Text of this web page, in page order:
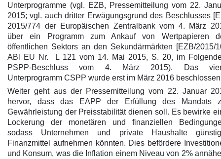
Unterprogramme (vgl. EZB, Pressemitteilung vom 22.
2015; vgl. auch dritter Erwägungsgrund des Beschlusses
2015/774 der Europäischen Zentralbank vom 4. März
über ein Programm zum Ankauf von Wertpapieren
öffentlichen Sektors an den Sekundärmärkten [EZB/2015/
ABl EU Nr. L 121 vom 14. Mai 2015, S. 20, im
PSPP-Beschluss vom 4. März 2015). Das
Unterprogramm CSPP wurde erst im März 2016
Weiter geht aus der Pressemitteilung vom 22. Januar
hervor, dass das EAPP der Erfüllung des Mandats
Gewährleistung der Preisstabilität dienen soll. Es bewirke
Lockerung der monetären und finanziellen
sodass Unternehmen und private Haushalte
Finanzmittel aufnehmen könnten. Dies befördere
und Konsum, was die Inflation einem Niveau von 2%